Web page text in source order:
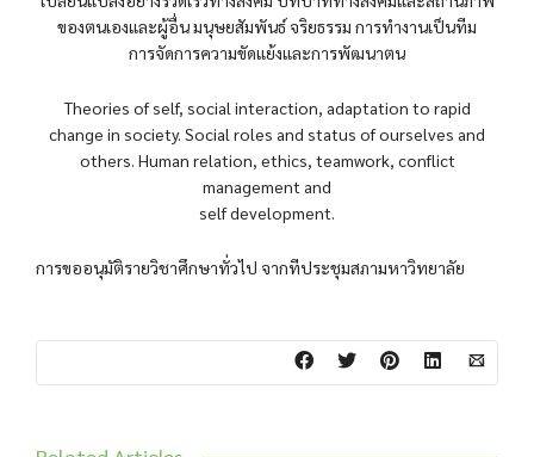
ของตนเองและผู้อื่น มนุษยสัมพันธ์ จริยธรรม การทำงานเป็นทีม
การจัดการความขัดแย้งและการพัฒนาตน
Theories of self, social interaction, adaptation to rapid
change in society. Social roles and status of ourselves and
others. Human relation, ethics, teamwork, conflict
management and
self development.
การขออนุมัติรายวิชาศึกษาทั่วไป จากทีประชุมสภามหาวิทยาลัย